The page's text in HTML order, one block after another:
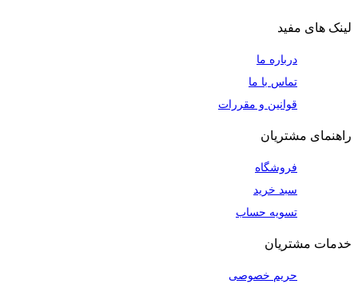
لینک های مفید
درباره ما
تماس با ما
قوانین و مقررات
راهنمای مشتریان
فروشگاه
سبد خرید
تسویه حساب
خدمات مشتریان
حریم خصوصی